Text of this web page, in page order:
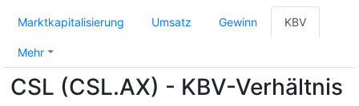
Marktkapitalisierung Umsatz Gewinn KBV
Mehr
CSL (CSL.AX) - KBV-Verhältnis